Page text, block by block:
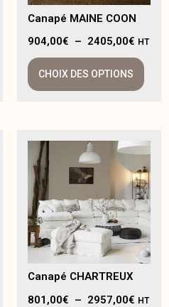
Canapé MAINE COON
904,00€ – 2405,00€ HT
CHOIX DES OPTIONS
Canapé CHARTREUX
801,00€ – 2957,00€ HT